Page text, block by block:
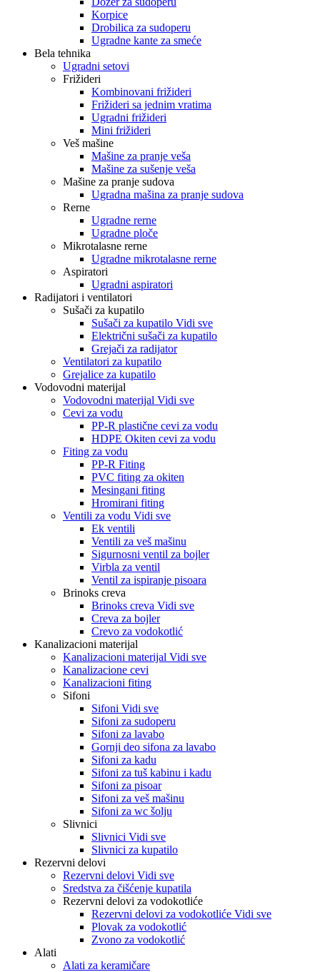
Korpice
Drobilica za sudoperu
Ugradne kante za smeće
Bela tehnika
Ugradni setovi
Frižideri
Kombinovani frižideri
Frižideri sa jednim vratima
Ugradni frižideri
Mini frižideri
Veš mašine
Mašine za pranje veša
Mašine za sušenje veša
Mašine za pranje sudova
Ugradna mašina za pranje sudova
Rerne
Ugradne rerne
Ugradne ploče
Mikrotalasne rerne
Ugradne mikrotalasne rerne
Aspiratori
Ugradni aspiratori
Radijatori i ventilatori
Sušači za kupatilo
Sušači za kupatilo Vidi sve
Električni sušači za kupatilo
Grejači za radijator
Ventilatori za kupatilo
Grejalice za kupatilo
Vodovodni materijal
Vodovodni materijal Vidi sve
Cevi za vodu
PP-R plastične cevi za vodu
HDPE Okiten cevi za vodu
Fiting za vodu
PP-R Fiting
PVC fiting za okiten
Mesingani fiting
Hromirani fiting
Ventili za vodu Vidi sve
Ek ventili
Ventili za veš mašinu
Sigurnosni ventil za bojler
Virbla za ventil
Ventil za ispiranje pisoara
Brinoks creva
Brinoks creva Vidi sve
Creva za bojler
Crevo za vodokotlić
Kanalizacioni materijal
Kanalizacioni materijal Vidi sve
Kanalizacione cevi
Kanalizacioni fiting
Sifoni
Sifoni Vidi sve
Sifoni za sudoperu
Sifoni za lavabo
Gornji deo sifona za lavabo
Sifoni za kadu
Sifoni za tuš kabinu i kadu
Sifoni za pisoar
Sifoni za veš mašinu
Sifoni za wc šolju
Slivnici
Slivnici Vidi sve
Slivnici za kupatilo
Rezervni delovi
Rezervni delovi Vidi sve
Sredstva za čišćenje kupatila
Rezervni delovi za vodokotliće
Rezervni delovi za vodokotliće Vidi sve
Plovak za vodokotlić
Zvono za vodokotlić
Alati
Alati za keramičare